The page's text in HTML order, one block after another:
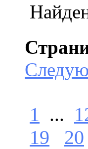
1 ...
19
20